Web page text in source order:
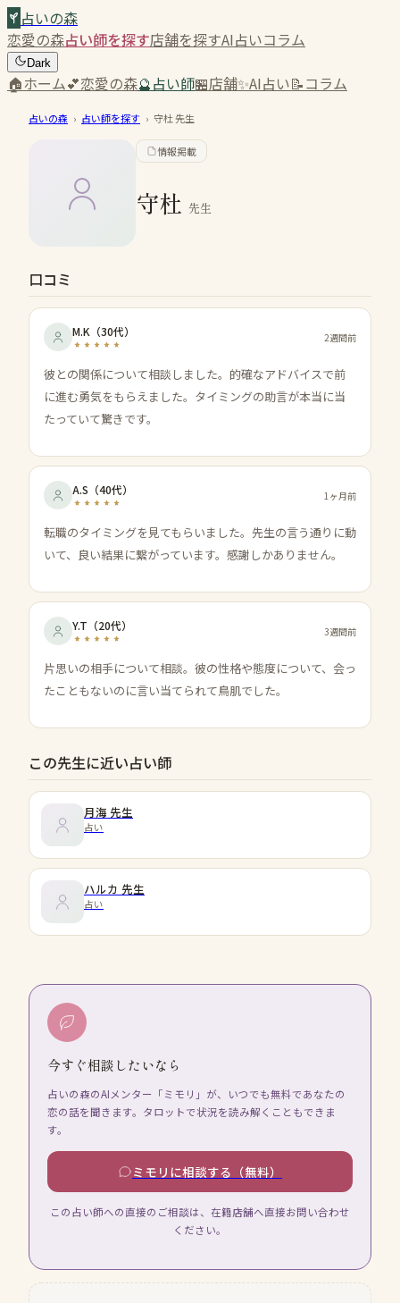
占いの森
恋愛の森占い師を探す店舗を探すAI占いコラム
Dark
🏠ホーム💕恋愛の森🔮占い師🏪店舗✨AI占い📝コラム
占いの森 › 占い師を探す › 守杜先生
情報掲載
守杜 先生
口コミ
M.K （30代） 2週間前
彼との関係について相談しました。的確なアドバイスで前
に進む勇気をもらえました。タイミングの助言が本当に当
たっていて驚きです。
A.S （40代） 1ヶ月前
転職のタイミングを見てもらいました。先生の言う通りに動
いて、良い結果に繋がっています。感謝しかありません。
Y.T （20代） 3週間前
片思いの相手について相談。彼の性格や態度について、会っ
たこともないのに言い当てられて鳥肌でした。
この先生に近い占い師
月海 先生
占い
ハルカ 先生
占い
今すぐ相談したいなら
占いの森のAIメンター「ミモリ」が、いつでも無料であなたの
恋の話を聞きます。タロットで状況を読み解くこともできま
す。
ミモリに相談する（無料）
この占い師への直接のご相談は、在籍店舗へ直接お問い合わせ
ください。